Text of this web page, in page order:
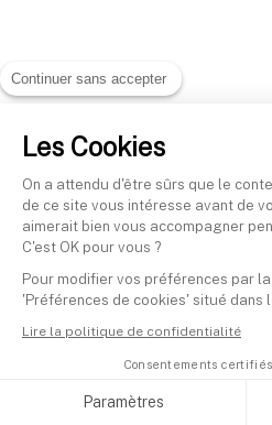
Continuer sans accepter
Les Cookies
On a attendu d'être sûrs que le
de ce site vous intéresse avant de
aimerait bien vous accompagner
C'est OK pour vous ?
Pour modifier vos préférences par
'Préférences de cookies' situé dans
Lire la politique de confidentialité
Consentements
Paramètres